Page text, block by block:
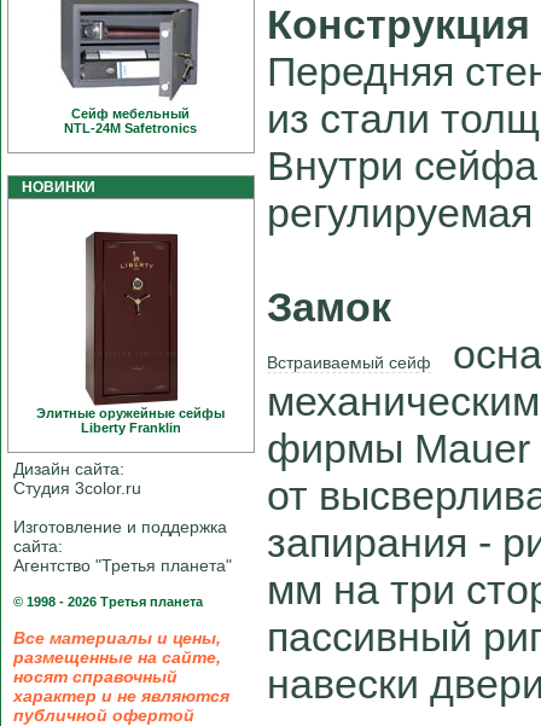
Сейф мебельный
NTL-24M Safetronics
НОВИНКИ
Элитные оружейные сейфы
Liberty Franklin
Дизайн сайта:
Студия 3color.ru
Изготовление и поддержка
сайта:
Агентство "Третья планета"
© 1998 - 2026 Третья планета
Все материалы и цены,
размещенные на сайте,
носят справочный
характер и не являются
публичной офертой
Конструкция
Передняя
из стали
Внутри
Замок
Встраиваемый сейф
фирмы Mauer
от
запирания -
мм на три
пассивный
навески